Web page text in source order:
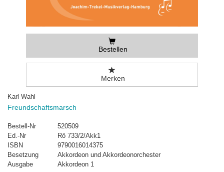
Bestellen
Merken
Karl Wahl
Freundschaftsmarsch
Bestell-Nr
520509
Ed.-Nr
Rö 733/2/Akk1
ISBN
9790016014375
Besetzung
Akkordeon und Akkordeonorchester
Ausgabe
Akkordeon 1